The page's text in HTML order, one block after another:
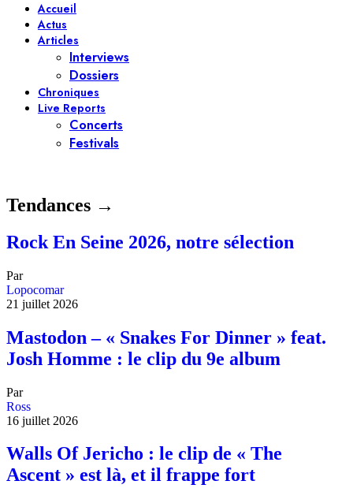
Accueil
Actus
Articles
Interviews
Dossiers
Chroniques
Live Reports
Concerts
Festivals
Tendances →
Rock En Seine 2026, notre sélection
Par
Lopocomar
21 juillet 2026
Mastodon – « Snakes For Dinner » feat.
Josh Homme : le clip du 9e album
Par
Ross
16 juillet 2026
Walls Of Jericho : le clip de « The
Ascent » est là, et il frappe fort